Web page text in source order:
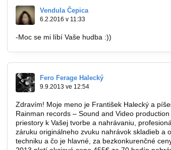
Vendula Čepica
6.2.2016 v 11:33
-Moc se mi líbí Vaše hudba :))
Fero Ferage Halecký
9.9.2013 ve 12:54
Zdravím! Moje meno je František Halecký a
Rainman records – Sound and Video
priestory k Vašej tvorbe a nahrávaniu,
záruku originálneho zvuku nahrávok skladieb a
techniku a čo je hlavné, za bezkonkurenčné